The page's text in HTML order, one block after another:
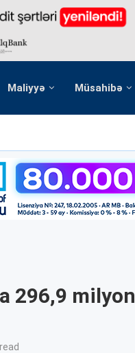
Maliyyə Müsahibə
296,9 milyon